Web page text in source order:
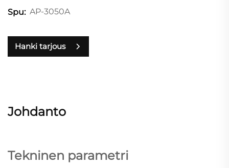
Spu: AP-3050A
Hanki tarjous
Johdanto
Tekninen parametri